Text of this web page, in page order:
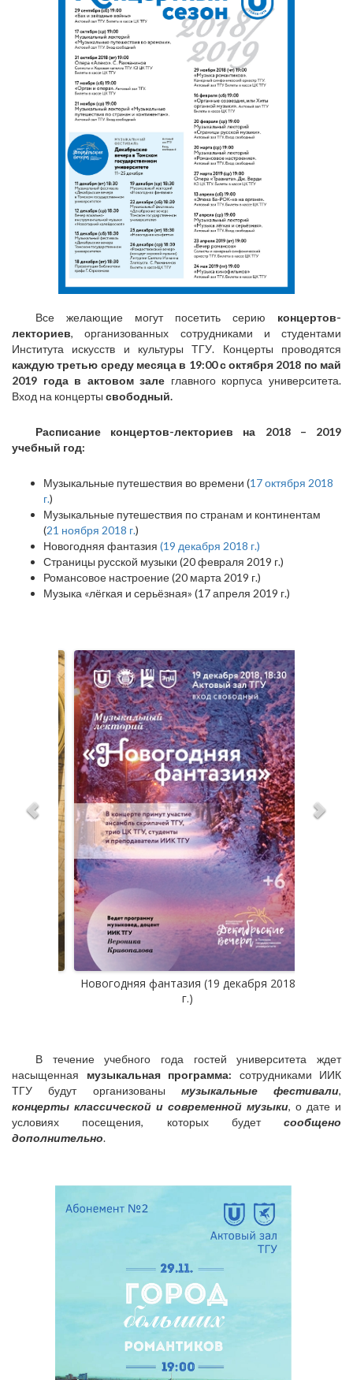
Все желающие могут посетить серию концертов-
лекториев, организованных сотрудниками и студентами
Института искусств и культуры ТГУ. Концерты проводятся
каждую третью среду месяца в 19:00 с октября 2018 по май
2019 года в актовом зале главного корпуса университета.
Вход на концерты свободный.
Расписание концертов-лекториев на 2018 – 2019
учебный год:
Музыкальные путешествия во времени (17 октября 2018
г.)
Музыкальные путешествия по странам и континентам
(21 ноября 2018 г.)
Новогодняя фантазия (19 декабря 2018 г.)
Страницы русской музыки (20 февраля 2019 г.)
Романсовое настроение (20 марта 2019 г.)
Музыка «лёгкая и серьёзная» (17 апреля 2019 г.)
Новогодняя фантазия (19 декабря 2018
В течение учебного года гостей университета ждет
насыщенная музыкальная программа: сотрудниками ИИК
ТГУ будут организованы музыкальные фестивали,
концерты классической и современной музыки, о дате и
условиях посещения, которых будет сообщено
дополнительно.